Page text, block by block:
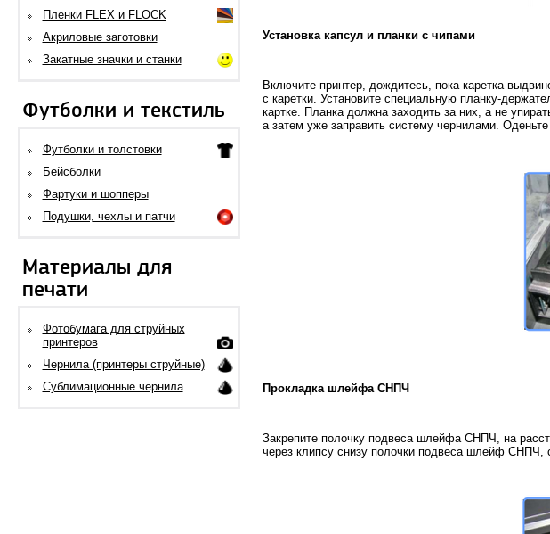
Пленки FLEX и FLOCK
Акриловые заготовки
Закатные значки и станки
Футболки и текстиль
Футболки и толстовки
Бейсболки
Фартуки и шопперы
Подушки, чехлы и патчи
Материалы для
печати
Фотобумага для струйных
принтеров
Чернила (принтеры струйные)
Сублимационные чернила
Установка капсул и планки с чипами
Включите принтер, дождитесь, пока каретка
с каретки. Установите специальную планку-
картке. Планка должна заходить за них, а не
а затем уже заправить систему чернилами.
Прокладка шлейфа СНПЧ
Закрепите полочку подвеса шлейфа СНПЧ, на
через клипсу снизу полочки подвеса шлейф СНПЧ,